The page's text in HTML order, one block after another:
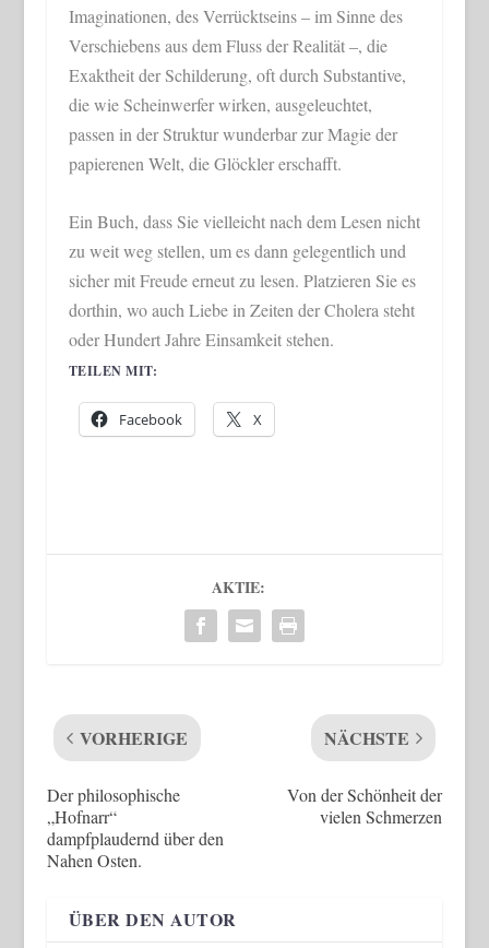
Imaginationen, des Verrücktseins – im Sinne des
Verschiebens aus dem Fluss der Realität –, die
Exaktheit der Schilderung, oft durch Substantive,
die wie Scheinwerfer wirken, ausgeleuchtet,
passen in der Struktur wunderbar zur Magie der
papierenen Welt, die Glöckler erschafft.
Ein Buch, dass Sie vielleicht nach dem Lesen nicht
zu weit weg stellen, um es dann gelegentlich und
sicher mit Freude erneut zu lesen. Platzieren Sie es
dorthin, wo auch Liebe in Zeiten der Cholera steht
oder Hundert Jahre Einsamkeit stehen.
TEILEN MIT:
Facebook X
AKTIE:
VORHERIGE
Der philosophische
„Hofnarr“
dampfplaudernd über den
Nahen Osten.
NÄCHSTE
Von der Schönheit der
vielen Schmerzen
ÜBER DEN AUTOR